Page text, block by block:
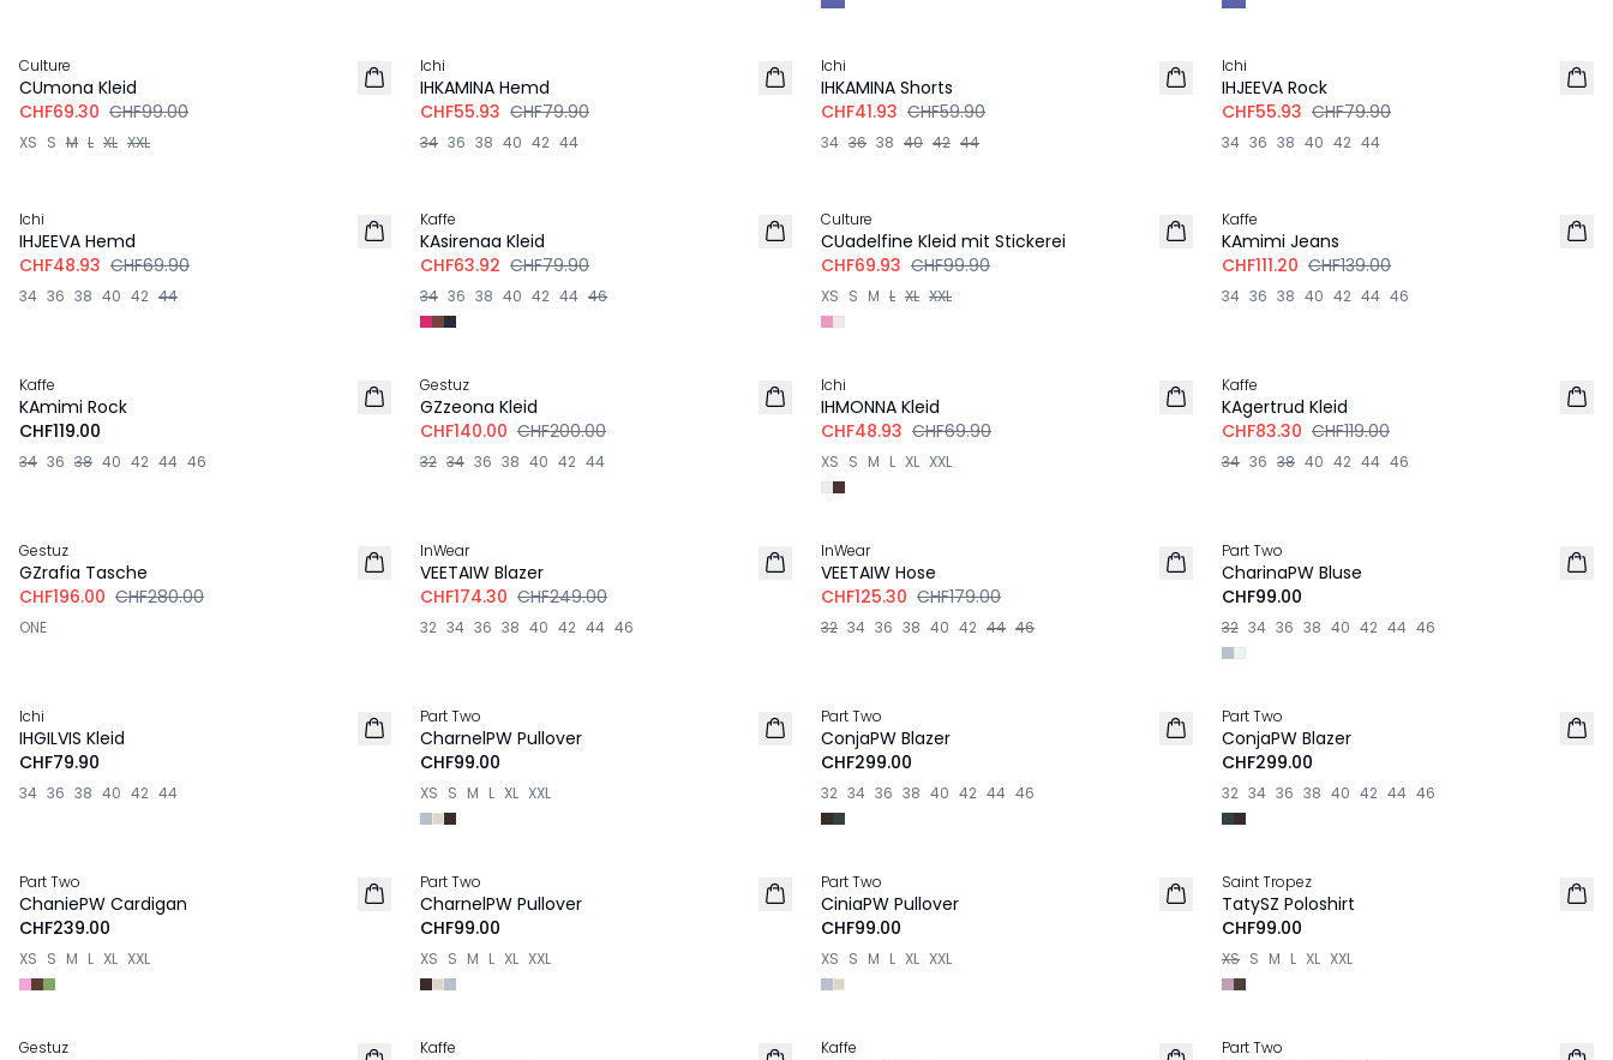
Culture
CUmona Kleid
CHF69.30 CHF99.00
XS S M L XL XXL
Ichi
IHKAMINA Hemd
CHF55.93 CHF79.90
34 36 38 40 42 44
Ichi
IHKAMINA Shorts
CHF41.93 CHF59.90
34 36 38 40 42 44
Ichi
IHJEEVA Rock
CHF55.93 CHF79.90
34 36 38 40 42 44
Ichi
IHJEEVA Hemd
CHF48.93 CHF69.90
34 36 38 40 42 44
Kaffe
KAsirenaa Kleid
CHF63.92 CHF79.90
34 36 38 40 42 44 46
Culture
CUadelfine Kleid mit Stickerei
CHF69.93 CHF99.90
XS S M L XL XXL
Kaffe
KAmimi Jeans
CHF111.20 CHF139.00
34 36 38 40 42 44 46
NEU
Kaffe
KAmimi Rock
CHF119.00
34 36 38 40 42 44 46
LEINEN
Gestuz
GZzeona Kleid
CHF140.00 CHF200.00
32 34 36 38 40 42 44
Ichi
IHMONNA Kleid
CHF48.93 CHF69.90
XS S M L XL XXL
Kaffe
KAgertrud Kleid
CHF83.30 CHF119.00
34 36 38 40 42 44 46
Gestuz
GZrafia Tasche
CHF196.00 CHF280.00
ONE
LEINEN
InWear
VEETAIW Blazer
CHF174.30 CHF249.00
32 34 36 38 40 42 44 46
LEINEN
InWear
VEETAIW Hose
CHF125.30 CHF179.00
32 34 36 38 40 42 44 46
NEU
Part Two
CharinaPW Bluse
CHF99.00
32 34 36 38 40 42 44 46
NEU
Ichi
IHGILVIS Kleid
CHF79.90
34 36 38 40 42 44
NEU
Part Two
CharnelPW Pullover
CHF99.00
XS S M L XL XXL
NEU
Part Two
ConjaPW Blazer
CHF299.00
32 34 36 38 40 42 44 46
NEU
Part Two
ConjaPW Blazer
CHF299.00
32 34 36 38 40 42 44 46
NEU
Part Two
ChaniePW Cardigan
CHF239.00
XS S M L XL XXL
NEU
Part Two
CharnelPW Pullover
CHF99.00
XS S M L XL XXL
NEU
Part Two
CiniaPW Pullover
CHF99.00
XS S M L XL XXL
NEU
Saint Tropez
TatySZ Poloshirt
CHF99.00
XS S M L XL XXL
NEU
Gestuz NEU
Kaffe NEU
Kaffe NEU
Part Two